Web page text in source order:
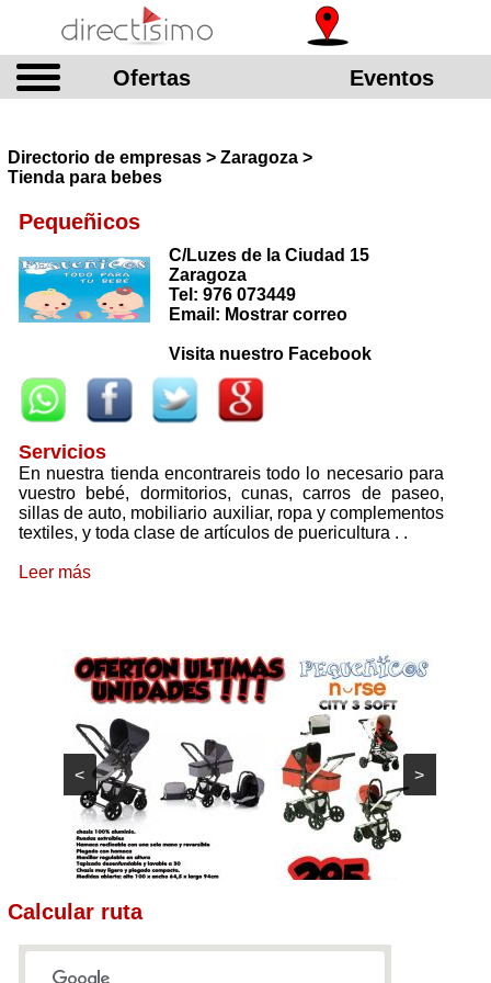
Ofertas Eventos
Directorio de empresas > Zaragoza >
Tienda para bebes
Pequeñicos
C/Luzes de la Ciudad 15
Zaragoza
Tel: 976 073449
Email: Mostrar correo
Visita nuestro Facebook
Servicios
En nuestra tienda encontrareis todo lo necesario para
vuestro bebé, dormitorios, cunas, carros de paseo,
sillas de auto, mobiliario auxiliar, ropa y complementos
textiles, y toda clase de artículos de puericultura . .
Leer más
< >
Calcular ruta